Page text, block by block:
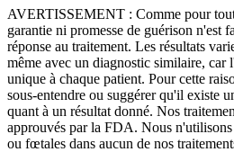
AVERTISSEMENT : Comme pour
garantie ni promesse de guérison n'est
réponse au traitement. Les résultats
même avec un diagnostic similaire, car
unique à chaque patient. Pour cette
sous-entendre ou suggérer qu'il existe
quant à un résultat donné. Nos
approuvés par la FDA. Nous
ou fœtales dans aucun de nos